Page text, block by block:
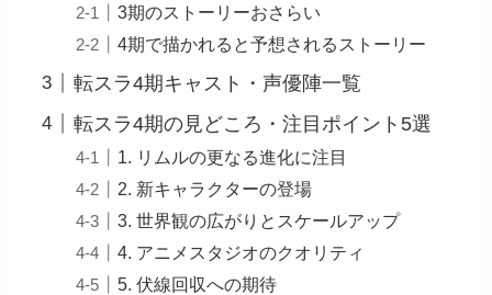
3期のストーリーおさらい
4期で描かれると予想されるストーリー
転スラ4期キャスト・声優陣一覧
転スラ4期の見どころ・注目ポイント5選
1. リムルの更なる進化に注目
2. 新キャラクターの登場
3. 世界観の広がりとスケールアップ
4. アニメスタジオのクオリティ
5. 伏線回収への期待